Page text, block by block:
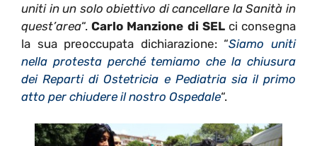
uniti in un solo obiettivo di cancellare la Sanità in
quest’area“.Carlo Manzione di SELci consegna
la sua preoccupata dichiarazione: “Siamo uniti
nella protesta perché temiamo che la chiusura
dei Reparti di Ostetricia e Pediatria sia il primo
atto per chiudere il nostro Ospedale“.